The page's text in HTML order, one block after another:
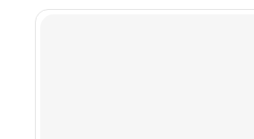
۱۴۰۰